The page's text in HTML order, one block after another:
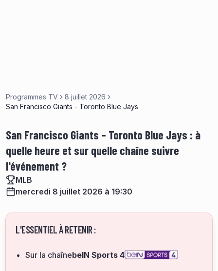
Programmes TV
8 juillet 2026
San Francisco Giants - Toronto Blue Jays
San Francisco Giants – Toronto Blue Jays : à
quelle heure et sur quelle chaîne suivre
l'événement ?
MLB
mercredi 8 juillet 2026 à 19:30
L'ESSENTIEL À RETENIR :
Sur la chaînebeIN Sports 4